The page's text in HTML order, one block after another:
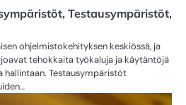
Testausympäristöt,
ohjelmistokehityksen keskiössä, ja
tehokkaita työkaluja ja käytäntöjä
hallintaan. Testausympäristöt